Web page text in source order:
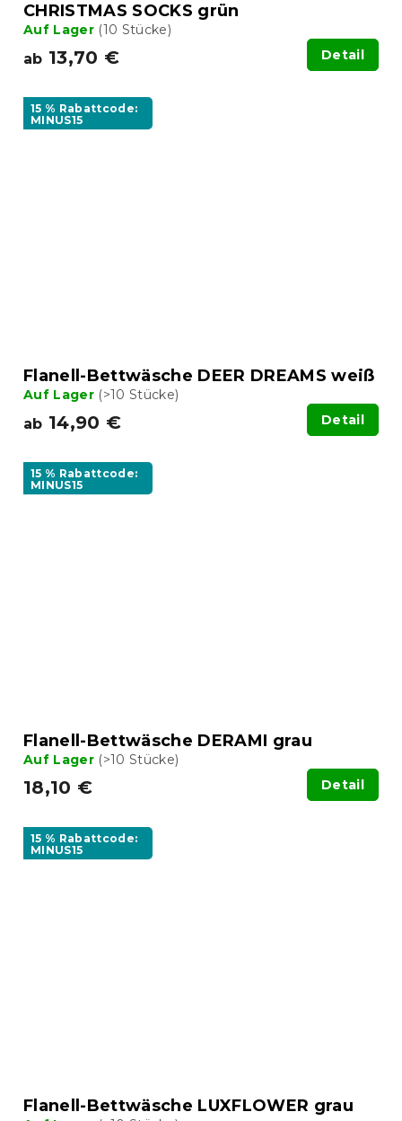
CHRISTMAS SOCKS grün
Auf Lager (10 Stücke)
ab 13,70 € Detail
15 % Rabattcode:
MINUS15
Flanell-Bettwäsche DEER DREAMS weiß
Auf Lager (>10 Stücke)
ab 14,90 € Detail
15 % Rabattcode:
MINUS15
Flanell-Bettwäsche DERAMI grau
Auf Lager (>10 Stücke)
18,10 € Detail
15 % Rabattcode:
MINUS15
Flanell-Bettwäsche LUXFLOWER grau